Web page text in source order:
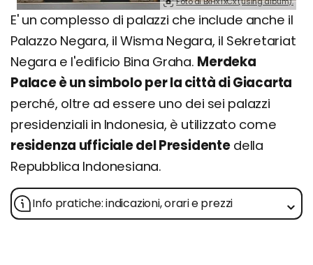
E' un complesso di palazzi che include anche il
Palazzo Negara, il Wisma Negara, il Sekretariat
Negara e l'edificio Bina Graha. Merdeka
Palace è un simbolo per la città di Giacarta
perché, oltre ad essere uno dei sei palazzi
presidenziali in Indonesia, è utilizzato come
residenza ufficiale del Presidentedella
Repubblica Indonesiana.
Info pratiche: indicazioni, orari e prezzi